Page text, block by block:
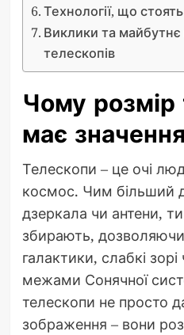
Технології, що стоять
Виклики та майбутнє
телескопів
Чому розмір
має
Телескопи – це очі
космос. Чим більший
дзеркала чи антени,
збирають, дозволяючи
галактики, слабкі
межами Сонячної
телескопи не просто
зображення – вони